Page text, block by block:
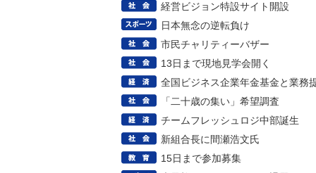
経営ビジョン特設サイト開設
日本無念の逆転負け
市民チャリティーバザー
13日まで現地見学会開く
全国ビジネス企業年金基金と業務
「二十歳の集い」希望調査
チームフレッシュロジ中部誕生
新組合長に間瀬浩文氏
15日まで参加募集